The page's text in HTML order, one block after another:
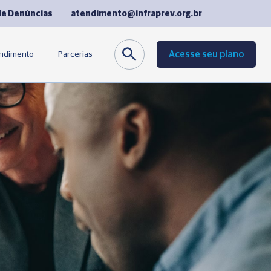
Denúncias atendimento@infraprev.org.br
Fornecedores
Parcerias
Cursos de Idiomas
Acesse seu plano